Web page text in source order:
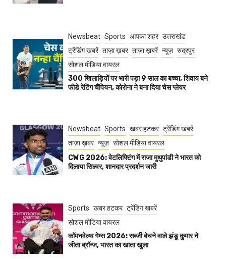
Newsbeat Sports आपका शहर उत्तराखंड
ट्रेंडिंग खबरें ताज़ा ख़बर ताज़ा ख़बरें न्यूज़ रुद्रपुर
सोशल मीडिया वायरल
300 खिलाड़ियों पर भारी पड़ा 9 साल का बच्चा, शिवाय बने
फीडे रेटिंग चैंपियन, कोरोना ने बना दिया चेस प्लेयर
Newsbeat Sports खबर हटकर ट्रेंडिंग खबरें
ताज़ा ख़बर न्यूज़ सोशल मीडिया वायरल
CWG 2026: वेटलिफ्टिंग में राजा मुथुपांडी ने भारत को
दिलाया सिल्वर, शानदार प्रदर्शन जारी
Sports खबर हटकर ट्रेंडिंग खबरें
सोशल मीडिया वायरल
कॉमनवेल्थ गेम्स 2026: सब्जी बेचने वाले झंडू कुमार ने
जीता ब्रॉन्ज, भारत का खाता खुला